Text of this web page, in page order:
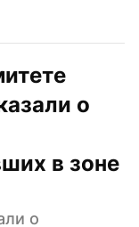
о
в зоне
о